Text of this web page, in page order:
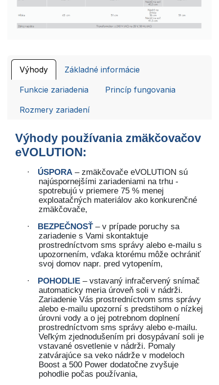
Výhody Základné informácie
Funkcie zariadenia Princíp fungovania
Rozmery zariadení
Výhody používania zmäkčovačov
eVOLUTION:
· ÚSPORA – zmäkčovače eVOLUTION sú
najúspornejšími zariadeniami na trhu -
spotrebujú v priemere 75 % menej
exploatačných materiálov ako konkurenčné
zmäkčovače,
· BEZPEČNOSŤ– v prípade poruchy sa
zariadenie s Vami skontaktuje
prostredníctvom sms správy alebo e-mailu s
upozornením, vďaka ktorému môže ochrániť
svoj domov napr. pred vytopením,
· POHODLIE – vstavaný infračervený snímač
automaticky meria úroveň soli v nádrži.
Zariadenie Vás prostredníctvom sms správy
alebo e-mailu upozorní s predstihom o nízkej
úrovni vody a o jej potrebnom doplnení
prostredníctvom sms správy alebo e-mailu.
Veľkým zjednodušením pri dosypávaní soli je
vstavané osvetlenie v nádrži. Pomaly
zatvárajúce sa veko nádrže v modeloch
Boost a 500 Power dodatočne zvyšuje
pohodlie počas používania,